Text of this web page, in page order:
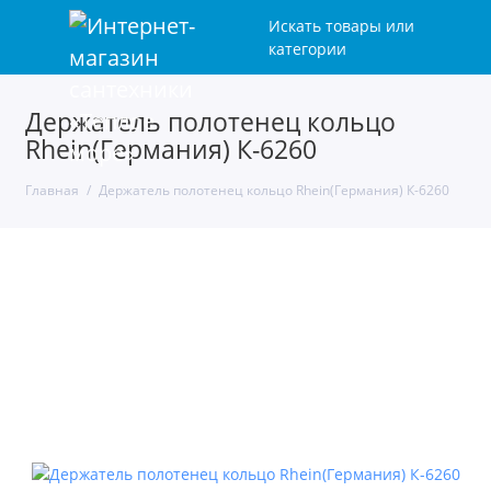
Искать товары или
категории
Держатель полотенец кольцо
Rhein(Германия) К-6260
Главная Держатель полотенец кольцо Rhein(Германия) К-6260